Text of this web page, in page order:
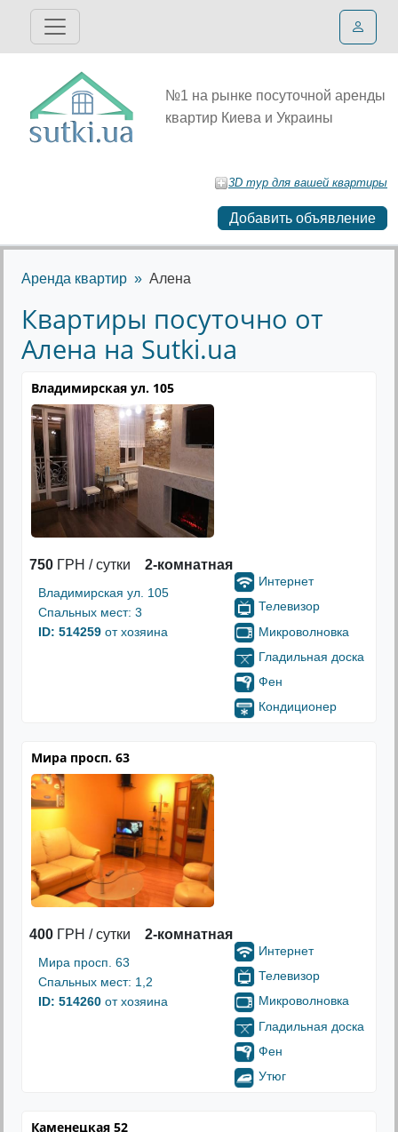
№1 на рынке посуточной аренды
квартир Киева и Украины
3D тур для вашей квартиры
Добавить объявление
Аренда квартир Алена
Квартиры посуточно от
Алена на Sutki.ua
Владимирская ул. 105
750 ГРН / сутки 2-комнатная
Владимирская ул. 105
Спальных мест: 3
ID: 514259 от хозяина
Интернет
Телевизор
Микроволновка
Гладильная доска
Фен
Кондиционер
Мира просп. 63
400 ГРН / сутки 2-комнатная
Мира просп. 63
Спальных мест: 1,2
ID: 514260 от хозяина
Интернет
Телевизор
Микроволновка
Гладильная доска
Фен
Утюг
Каменецкая 52